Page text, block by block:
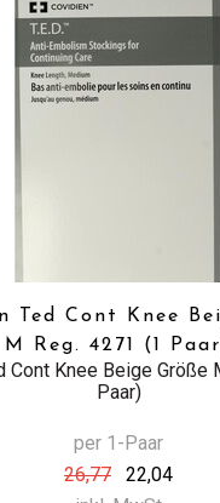
Ted Cont Knee
M Reg. 4271 (1
Cont Knee Beige Größe
Paar)
per 1-Paar
26,77
22,04